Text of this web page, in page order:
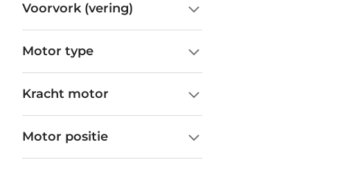
Voorvork (vering)
Motor type
Kracht motor
Motor positie